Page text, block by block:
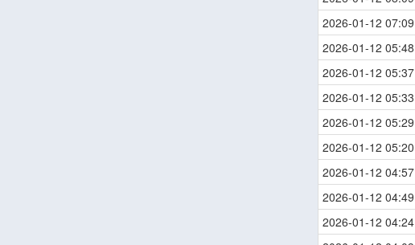
2026-01-12 07:09
2026-01-12 05:48
2026-01-12 05:37
2026-01-12 05:33
2026-01-12 05:29
2026-01-12 05:20
2026-01-12 04:57
2026-01-12 04:49
2026-01-12 04:24